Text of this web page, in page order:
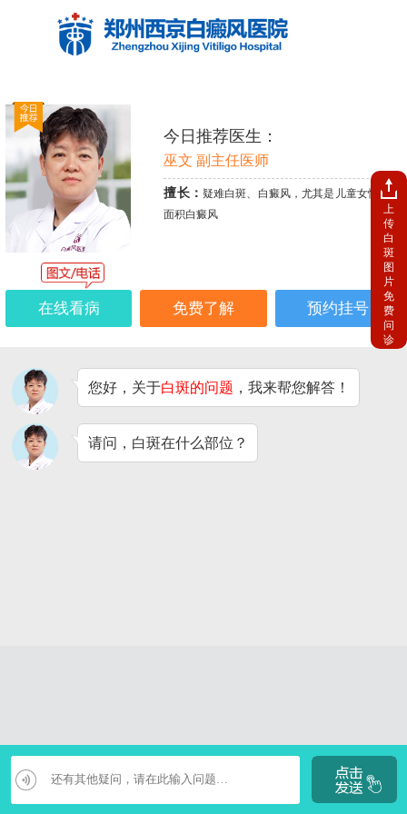
今日推荐医生：
巫文 副主任医师
擅长： 疑难白斑、白癜风，尤其是儿童女性、大
面积白癜风
在线看病 免费了解 预约挂号
您好，关于白斑的问题 ，我来帮您解答！
请问，白斑在什么部位？
上
传
白
斑
图
片
免
费
问
诊